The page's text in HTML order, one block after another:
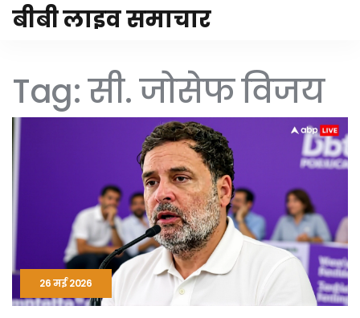
बीबी लाइव समाचार
Tag: सी. जोसेफ विजय
26 मई 2026